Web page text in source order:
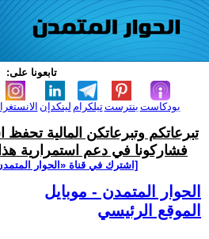
تابعونا على:
لينكدإن تيلكرامبنترست بودكاست
تبرعاتكم وتبرعاتكن المالية تحفظ
فشاركونا في دعم استمرارية
[اشترك في قناة ‫«الحوار
الحوار المتمدن - موبايل
الموقع الرئيسي